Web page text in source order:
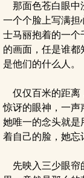
那面色苍白眼中
一个个脸上写满担
士马丽抱着的一个
的画面，任是谁都
是他们的什么人。
仅仅百米的距离
惊讶的眼神，一声
她唯一的念头就是
着自己的脸，她忘
先映入三少眼帘